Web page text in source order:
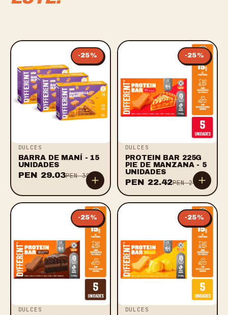
-25%
DULCES
BARRA DE MANÍ - 15
UNIDADES
PEN 29.03PEN 38.70
-25%
DULCES
PROTEIN BAR 225G
PIE DE MANZANA - 5
UNIDADES
PEN 22.42PEN 29.90
-25%
DULCES
-25%
DULCES